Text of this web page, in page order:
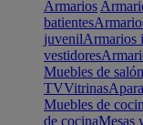
Armarios
batientes
juvenilArmarios
vestidores
Muebles de salón
TVVitrinas
Muebles de
de cocinaMesas